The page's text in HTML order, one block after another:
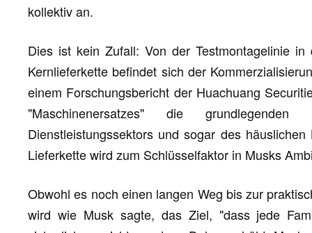
kollektiv an.
Dies ist kein Zufall: Von der Testmontagelinie
Kernlieferkette befindet sich der
einem Forschungsbericht der Huachuang
"Maschinenersatzes" die
Dienstleistungssektors und sogar des
Lieferkette wird zum Schlüsselfaktor in Musks
Obwohl es noch einen langen Weg bis zur
wird wie Musk sagte, das Ziel, "dass jede